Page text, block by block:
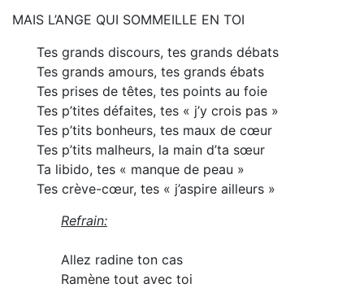
MAIS L’ANGE QUI SOMMEILLE EN TOI
Tes grands discours, tes grands débats
Tes grands amours, tes grands ébats
Tes prises de têtes, tes points au foie
Tes p’tites défaites, tes « j’y crois pas »
Tes p’tits bonheurs, tes maux de cœur
Tes p’tits malheurs, la main d’ta sœur
Ta libido, tes « manque de peau »
Tes crève-cœur, tes « j’aspire ailleurs »
Refrain:
Allez radine ton cas
Ramène tout avec toi